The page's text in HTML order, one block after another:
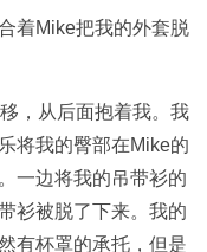
着Mike把我的外套脱
，从后面抱着我。我
将我的臀部在Mike的
一边将我的吊带衫的
衫被脱了下来。我的
有杯罩的承托，但是